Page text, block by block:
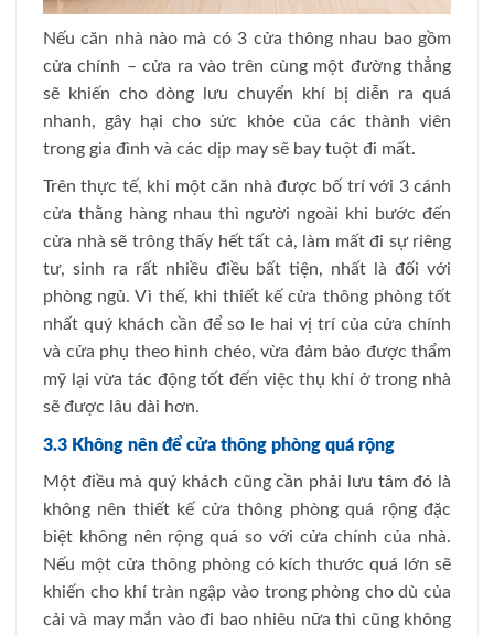
Nếu căn nhà nào mà có 3 cửa thông nhau bao gồm
cửa chính – cửa ra vào trên cùng một đường thẳng
sẽ khiến cho dòng lưu chuyển khí bị diễn ra quá
nhanh, gây hại cho sức khỏe của các thành viên
trong gia đình và các dịp may sẽ bay tuột đi mất.
Trên thực tế, khi một căn nhà được bố trí với 3 cánh
cửa thằng hàng nhau thì người ngoài khi bước đến
cửa nhà sẽ trông thấy hết tất cả, làm mất đi sự riêng
tư, sinh ra rất nhiều điều bất tiện, nhất là đối với
phòng ngủ. Vì thế, khi thiết kế cửa thông phòng tốt
nhất quý khách cần để so le hai vị trí của cửa chính
và cửa phụ theo hình chéo, vừa đảm bảo được thẩm
mỹ lại vừa tác động tốt đến việc thụ khí ở trong nhà
sẽ được lâu dài hơn.
3.3 Không nên để cửa thông phòng quá rộng
Một điều mà quý khách cũng cần phải lưu tâm đó là
không nên thiết kế cửa thông phòng quá rộng đặc
biệt không nên rộng quá so với cửa chính của nhà.
Nếu một cửa thông phòng có kích thước quá lớn sẽ
khiến cho khí tràn ngập vào trong phòng cho dù của
cải và may mắn vào đi bao nhiêu nữa thì cũng không